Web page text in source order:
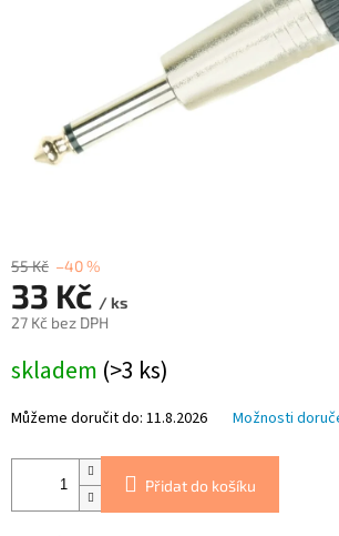
55 Kč –40 %
33 Kč / ks
27 Kč bez DPH
cena:
skladem (>3 ks)
Můžeme doručit do: 11.8.2026 Možnosti
Přidat do košíku